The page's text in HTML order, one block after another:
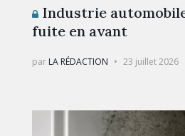
Industrie
fuite en avant
par LA RÉDACTION 23 juillet 2026